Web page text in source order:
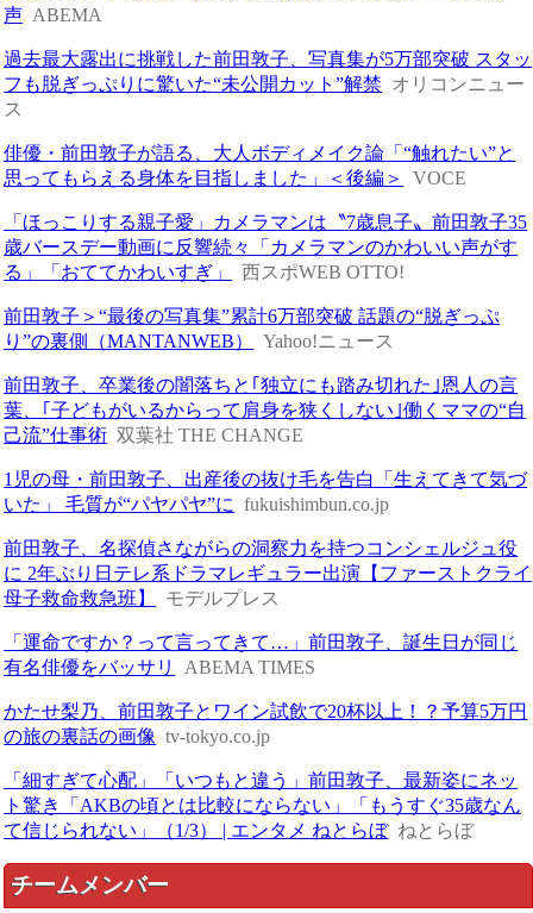
声 ABEMA
過去最大露出に挑戦した前田敦子、写真集が5万部突破 スタッ
フも脱ぎっぷりに驚いた“未公開カット”解禁 オリコンニュー
ス
俳優・前田敦子が語る、大人ボディメイク論「“触れたい”と
思ってもらえる身体を目指しました」＜後編＞
VOCE
「ほっこりする親子愛」カメラマンは〝7歳息子〟前田敦子35
歳バースデー動画に反響続々「カメラマンのかわいい声がす
る」「おててかわいすぎ」
西スポWEB OTTO!
前田敦子＞“最後の写真集”累計6万部突破 話題の“脱ぎっぷ
り”の裏側（MANTANWEB）
Yahoo!ニュース
前田敦子、卒業後の闇落ちと｢独立にも踏み切れた｣恩人の言
葉、｢子どもがいるからって肩身を狭くしない｣働くママの“自
己流”仕事術 双葉社 THE CHANGE
1児の母・前田敦子、出産後の抜け毛を告白「生えてきて気づ
いた」 毛質が“パヤパヤ”に fukuishimbun.co.jp
前田敦子、名探偵さながらの洞察力を持つコンシェルジュ役
に 2年ぶり日テレ系ドラマレギュラー出演【ファーストクライ
母子救命救急班】
モデルプレス
「運命ですか？って言ってきて…」前田敦子、誕生日が同じ
有名俳優をバッサリ
ABEMA TIMES
かたせ梨乃、前田敦子とワイン試飲で20杯以上！？予算5万円
の旅の裏話の画像 tv-tokyo.co.jp
「細すぎて心配」「いつもと違う」前田敦子、最新姿にネッ
ト驚き「AKBの頃とは比較にならない」「もうすぐ35歳なん
て信じられない」（1/3） | エンタメ ねとらぼ ねとらぼ
チームメンバー